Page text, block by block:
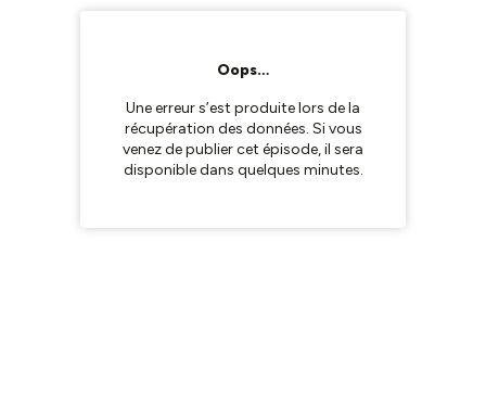
Oops…
Une erreur s’est produite lors de la
récupération des données. Si vous
venez de publier cet épisode, il sera
disponible dans quelques minutes.